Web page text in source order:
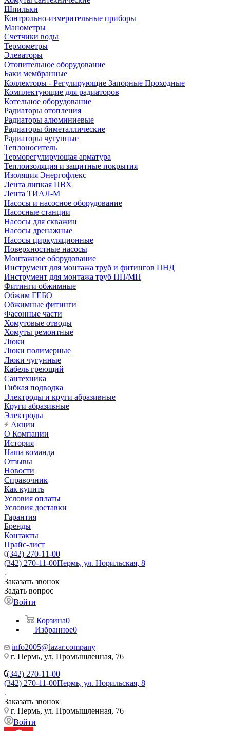
Шпильки
Контрольно-измерительные приборы
Манометры
Счетчики воды
Термометры
Элеваторы
Отопительное оборудование
Баки мембранные
Коллекторы - Регулирующие Запорные Проходные
Комплектующие для радиаторов
Котельное оборудование
Радиаторы отопления
Радиаторы алюминиевые
Радиаторы биметаллические
Радиаторы чугунные
Теплоноситель
Терморегулирующая арматура
Теплоизоляция и защитные покрытия
Изоляция Энергофлекс
Лента липкая ПВХ
Лента ТИАЛ-М
Насосы и насосное оборудование
Насосные станции
Насосы для скважин
Насосы дренажные
Насосы циркуляционные
Поверхностные насосы
Монтажное оборудование
Инструмент для монтажа труб и фитингов ПНД
Инструмент для монтажа труб ПП/МП
Фитинги обжимные
Обжим ГЕБО
Обжимные фитинги
Фасонные части
Хомутовые отводы
Хомуты ремонтные
Люки
Люки полимерные
Люки чугунные
Кабель греющий
Сантехника
Гибкая подводка
Электроды и круги абразивные
Круги абразивные
Электроды
Акции
О Компании
История
Наша команда
Отзывы
Новости
Справочник
Как купить
Условия оплаты
Условия доставки
Гарантия
Бренды
Контакты
Прайс-лист
(342) 270-11-00
(342) 270-11-00Пермь, ул. Норильская, 8
Заказать звонок
Задать вопрос
Войти
Корзина0
Избранное0
info2005@lazar.company
г. Пермь, ул. Промышленная, 76
(342) 270-11-00
(342) 270-11-00Пермь, ул. Норильская, 8
Заказать звонок
г. Пермь, ул. Промышленная, 76
Войти